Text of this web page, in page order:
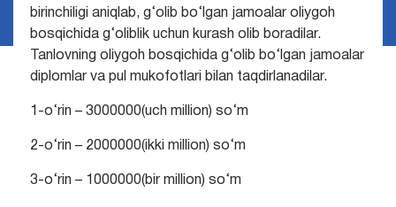
birinchiligi aniqlab, g‘olib bo‘lgan jamoalar oliygoh
bosqichida g‘oliblik uchun kurash olib boradilar.
Tanlovning oliygoh bosqichida g‘olib bo‘lgan jamoalar
diplomlar va pul mukofotlari bilan taqdirlanadilar.
1-o‘rin – 3000000(uch million) so‘m
2-o‘rin – 2000000(ikki million) so‘m
3-o‘rin – 1000000(bir million) so‘m